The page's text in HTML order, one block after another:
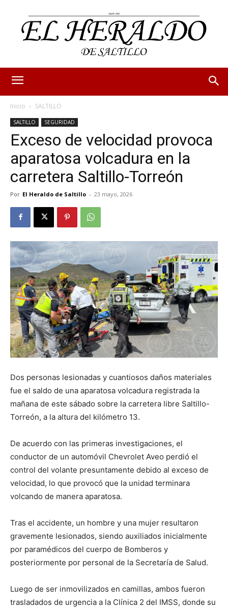
Inicio SALTILLO
SALTILLO SEGURIDAD
Exceso de velocidad provoca
aparatosa volcadura en la
carretera Saltillo-Torreón
Por El Heraldo de Saltillo - 23 mayo, 2026
Dos personas lesionadas y cuantiosos daños materiales
fue el saldo de una aparatosa volcadura registrada la
mañana de este sábado sobre la carretera libre Saltillo-
Torreón, a la altura del kilómetro 13.
De acuerdo con las primeras investigaciones, el
conductor de un automóvil Chevrolet Aveo perdió el
control del volante presuntamente debido al exceso de
velocidad, lo que provocó que la unidad terminara
volcando de manera aparatosa.
Tras el accidente, un hombre y una mujer resultaron
gravemente lesionados, siendo auxiliados inicialmente
por paramédicos del cuerpo de Bomberos y
posteriormente por personal de la Secretaría de Salud.
Luego de ser inmovilizados en camillas, ambos fueron
trasladados de urgencia a la Clínica 2 del IMSS, donde su